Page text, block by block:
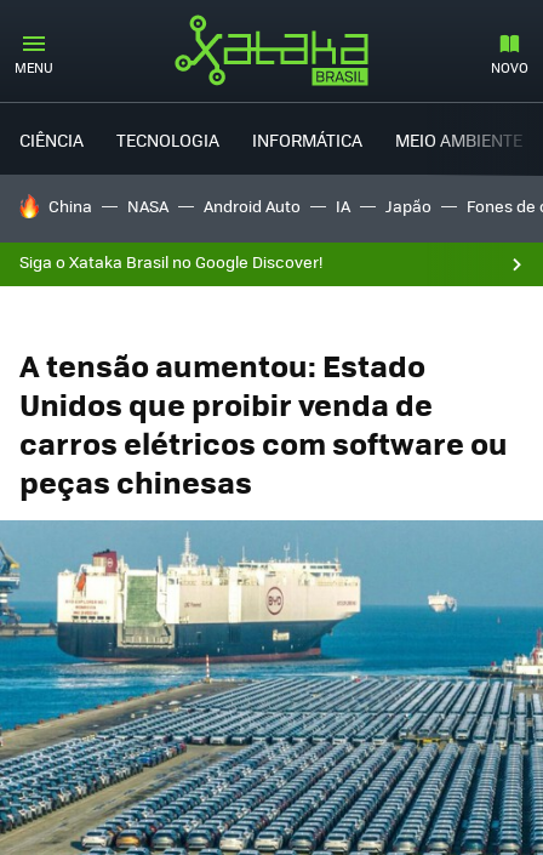
MENU NOVO
CIÊNCIA TECNOLOGIA INFORMÁTICA MEIO AMBIENTE
TENDÊNCIAS DO DIA
China NASA Android Auto IA Japão Fones de
Siga o Xataka Brasil no Google Discover!
A tensão aumentou: Estado
Unidos que proibir venda de
carros elétricos com software ou
peças chinesas